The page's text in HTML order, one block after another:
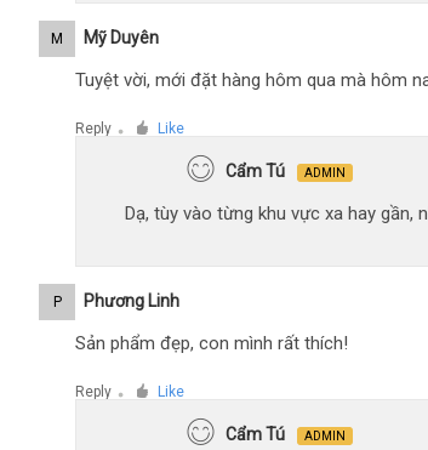
M Mỹ Duyên
Tuyệt vời, mới đặt hàng hôm qua mà hôm
Reply ● Like
Cẩm Tú ADMIN
Dạ, tùy vào từng khu vực xa hay gần,
P Phương Linh
Sản phẩm đẹp, con mình rất thích!
Reply ● Like
Cẩm Tú ADMIN